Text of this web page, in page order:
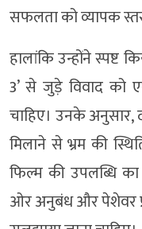
सफलता को व्यापक
हालांकि उन्होंने स्पष्ट
3’ से जुड़े विवाद को
चाहिए। उनके अनुसार,
मिलाने से भ्रम की
फिल्म की उपलब्धि का
ओर अनुबंध और पेशेवर